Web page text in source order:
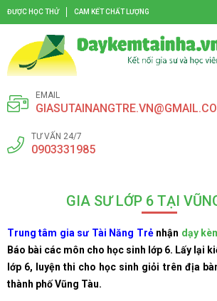
ĐƯỢC HỌC THỬ CAM KẾT CHẤT LƯỢNG
EMAIL
TƯ VẤN 24/7
0903331985
GIA SƯ LỚP 6 TẠI
Trung tâm gia sư Tài Năng Trẻnhận dạy
Báo bài các môn cho học sinh lớp 6. Lấy lại
lớp 6, luyện thi cho học sinh giỏi trên địa
thành phố Vũng Tàu.